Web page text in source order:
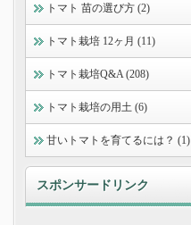
トマト 苗の選び方 (2)
トマト栽培 12ヶ月 (11)
トマト栽培Q&A (208)
トマト栽培の用土 (6)
甘いトマトを育てるには？ (1)
スポンサードリンク